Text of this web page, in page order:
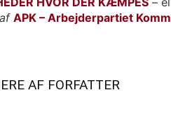
APK – Arbejderpartiet
AF FORFATTER